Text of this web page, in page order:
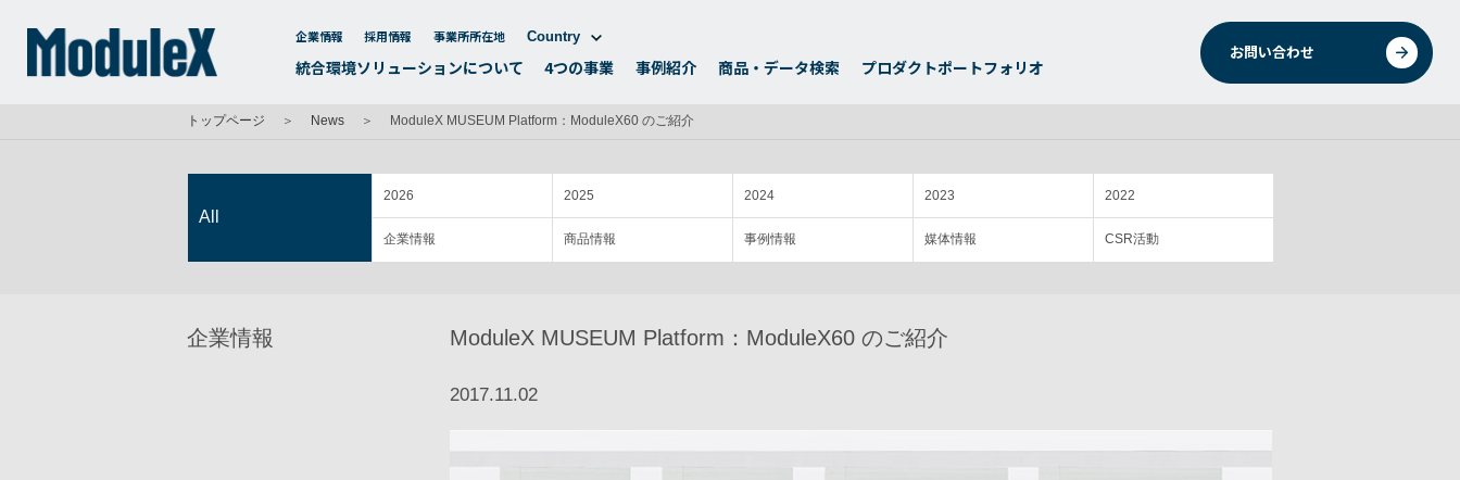
お問い合わせ
統合環境ソリューションについて 4つの事業 事例紹介 商品・データ検索 プロダクトポートフォリオ
企業情報 採用情報 事業所所在地 Country
トップページ ＞ News ＞ ModuleX MUSEUM Platform：ModuleX60 のご紹介
All
2026 2025 2024 2023 2022
企業情報 商品情報 事例情報 媒体情報 CSR活動
企業情報 ModuleX MUSEUM Platform：ModuleX60 のご紹介
2017.11.02